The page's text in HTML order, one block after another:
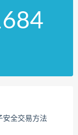
安全交易方法